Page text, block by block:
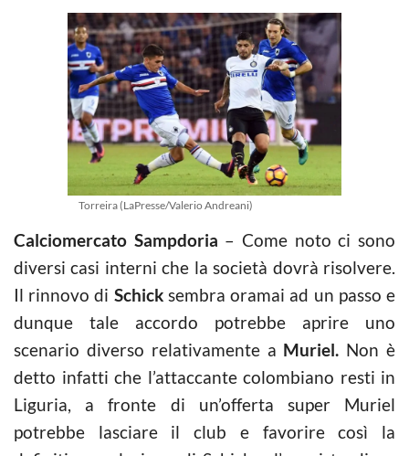
Torreira (LaPresse/Valerio Andreani)
Calciomercato Sampdoria – Come noto ci sono
diversi casi interni che la società dovrà risolvere.
Il rinnovo di Schicksembra oramai ad un passo e
dunque tale accordo potrebbe aprire uno
scenario diverso relativamente a Muriel. Non è
detto infatti che l’attaccante colombiano resti in
Liguria, a fronte di un’offerta super Muriel
potrebbe lasciare il club e favorire così la